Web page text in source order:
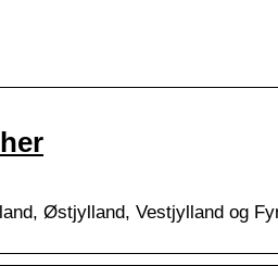
Østjylland, Vestjylland og